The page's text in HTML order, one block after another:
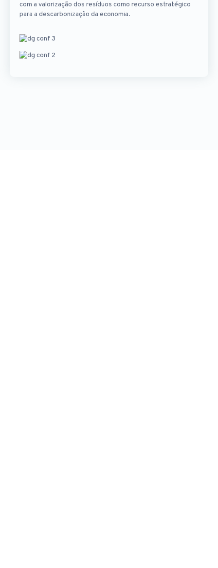
com a valorização dos resíduos como recurso estratégico
para a descarbonização da economia.